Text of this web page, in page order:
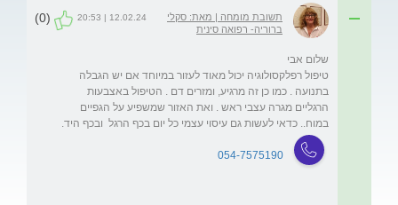
תשובת מומחה | מאת: סקלי
ברוריה- רפואה סינית
12.02.24 | 20:53
(0)
טיפול רפלקסולוגיה יכול מאוד לעזור במיוחד אם יש הגבלה
בתנועה . כמו כן זה מרגיע, ומזרים דם . הטיפול באצבעות
הרגליים מגרה עצבי ראש . ואת האזור שמשפיע על הגפיים
במוח.. כדאי לעשות גם עיסוי עצמי כל יום בכף הרגל  ובכף היד.
054-7575190